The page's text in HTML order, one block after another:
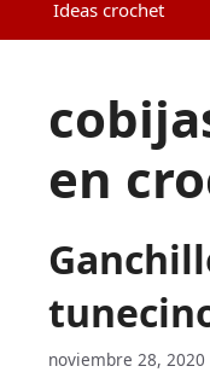
Ideas crochet
en
noviembre 28, 2020